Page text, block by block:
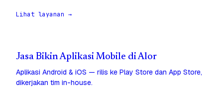
Lihat layanan →
Jasa Bikin Aplikasi Mobile di Alor
Aplikasi Android & iOS — rilis ke Play Store dan App Store,
dikerjakan tim in-house.